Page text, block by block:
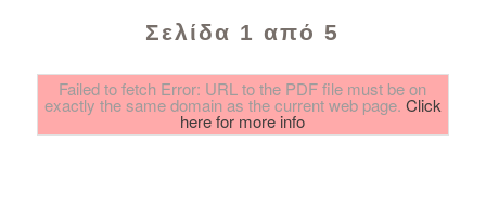
Σελίδα 1 από 5
Failed to fetch Error: URL to the PDF file must be on
exactly the same domain as the current web page. Click
here for more info